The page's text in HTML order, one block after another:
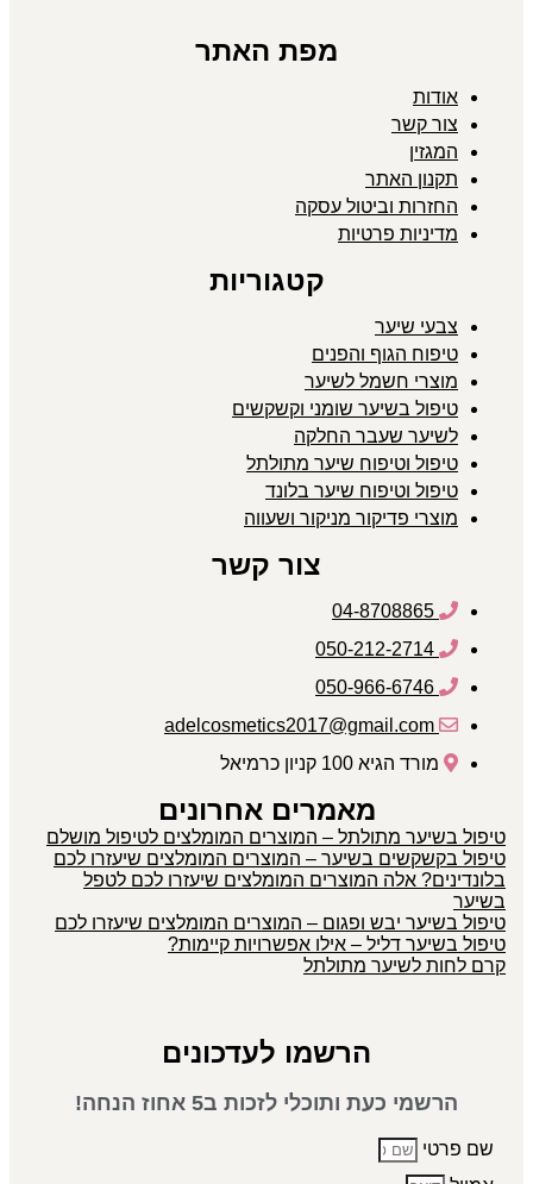
מפת האתר
אודות
צור קשר
המגזין
תקנון האתר
החזרות וביטול עסקה
מדיניות פרטיות
קטגוריות
צבעי שיער
טיפוח הגוף והפנים
מוצרי חשמל לשיער
טיפול בשיער שומני וקשקשים
לשיער שעבר החלקה
טיפול וטיפוח שיער מתולתל
טיפול וטיפוח שיער בלונד
מוצרי פדיקור מניקור ושעווה
צור קשר
04-8708865
050-212-2714
050-966-6746
adelcosmetics2017@gmail.com
מורד הגיא 100 קניון כרמיאל
מאמרים אחרונים
טיפול בשיער מתולתל – המוצרים המומלצים לטיפול מושלם
טיפול בקשקשים בשיער – המוצרים המומלצים שיעזרו לכם
בלונדינים? אלה המוצרים המומלצים שיעזרו לכם לטפל
בשיער
טיפול בשיער יבש ופגום – המוצרים המומלצים שיעזרו לכם
טיפול בשיער דליל – אילו אפשרויות קיימות?
קרם לחות לשיער מתולתל
הרשמו לעדכונים
הרשמי כעת ותוכלי לזכות ב5 אחוז הנחה!
שם פרטי